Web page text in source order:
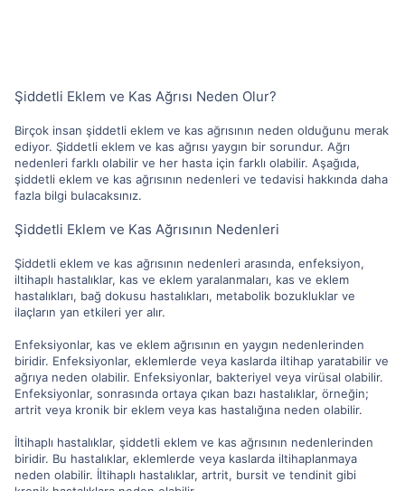
Şiddetli Eklem ve Kas Ağrısı Neden Olur?
Birçok insan şiddetli eklem ve kas ağrısının neden olduğunu merak
ediyor. Şiddetli eklem ve kas ağrısı yaygın bir sorundur. Ağrı
nedenleri farklı olabilir ve her hasta için farklı olabilir. Aşağıda,
şiddetli eklem ve kas ağrısının nedenleri ve tedavisi hakkında daha
fazla bilgi bulacaksınız.
Şiddetli Eklem ve Kas Ağrısının Nedenleri
Şiddetli eklem ve kas ağrısının nedenleri arasında, enfeksiyon,
iltihaplı hastalıklar, kas ve eklem yaralanmaları, kas ve eklem
hastalıkları, bağ dokusu hastalıkları, metabolik bozukluklar ve
ilaçların yan etkileri yer alır.
Enfeksiyonlar, kas ve eklem ağrısının en yaygın nedenlerinden
biridir. Enfeksiyonlar, eklemlerde veya kaslarda iltihap yaratabilir ve
ağrıya neden olabilir. Enfeksiyonlar, bakteriyel veya virüsal olabilir.
Enfeksiyonlar, sonrasında ortaya çıkan bazı hastalıklar, örneğin;
artrit veya kronik bir eklem veya kas hastalığına neden olabilir.
İltihaplı hastalıklar, şiddetli eklem ve kas ağrısının nedenlerinden
biridir. Bu hastalıklar, eklemlerde veya kaslarda iltihaplanmaya
neden olabilir. İltihaplı hastalıklar, artrit, bursit ve tendinit gibi